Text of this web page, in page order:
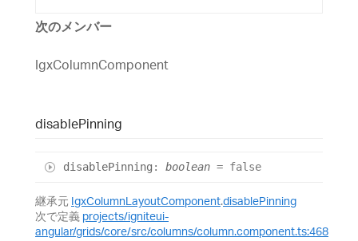
次のメンバー
IgxColumnComponent
disablePinning
disablePinning : boolean = false
継承元 IgxColumnLayoutComponent.disablePinning
次で定義 projects/igniteui-
angular/grids/core/src/columns/column.component.ts:468